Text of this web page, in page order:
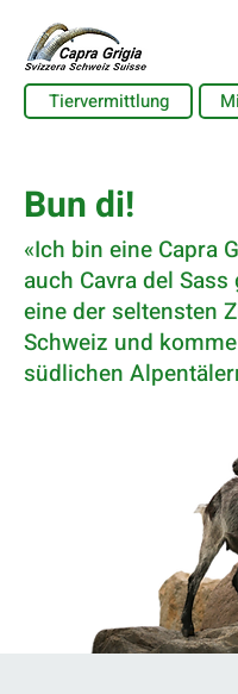
Tiervermittlung
Bun di!
«Ich bin eine Capra
auch Cavra del Sass
eine der seltensten
Schweiz und
südlichen